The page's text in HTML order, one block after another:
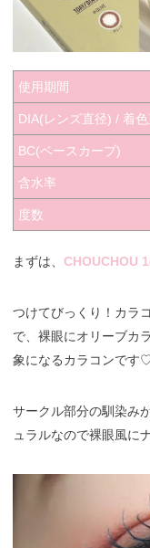
使用期間
DIA(レンズ直径) / 着
BC(ベースカーブ)
含水率
度数
まずは、CHOUCHOU
つけてびっくり！カラ
で、裸眼にオリーブカ
象になるカラコンです
サークル部分の馴染み
ュラルなので裸眼風に